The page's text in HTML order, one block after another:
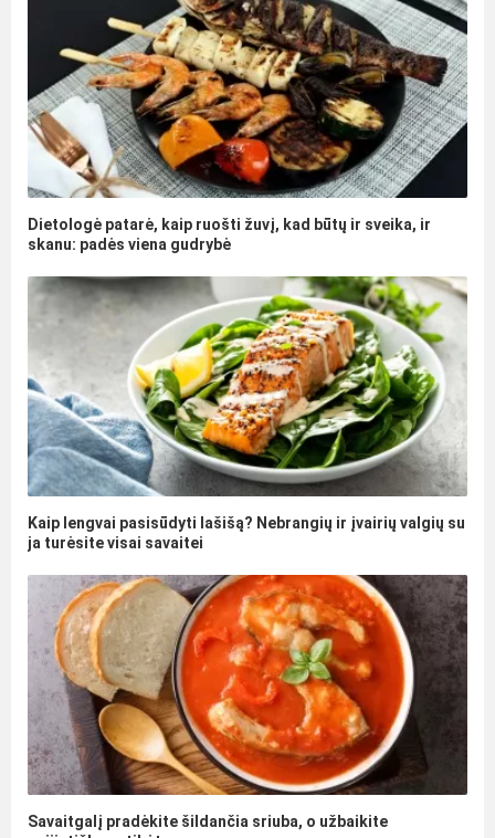
Dietologė patarė, kaip ruošti žuvį, kad būtų ir sveika, ir
skanu: padės viena gudrybė
Kaip lengvai pasisūdyti lašišą? Nebrangių ir įvairių valgių su
ja turėsite visai savaitei
Savaitgalį pradėkite šildančia sriuba, o užbaikite